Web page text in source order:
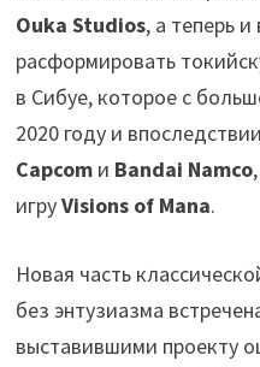
Ouka Studios, а теперь и
расформировать
в Сибуе, которое с
2020 году и
Capcom и Bandai Namco
игруVisions of Mana.
Новая часть
без энтузиазма
выставившими проекту